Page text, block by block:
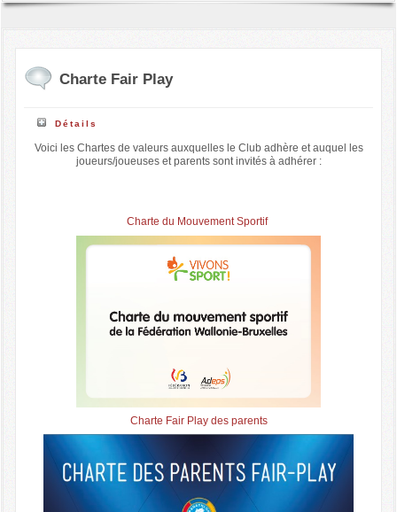
Charte Fair Play
Détails
Voici les Chartes de valeurs auxquelles le Club adhère et auquel les
joueurs/joueuses et parents sont invités à adhérer :
Charte du Mouvement Sportif
Charte Fair Play des parents